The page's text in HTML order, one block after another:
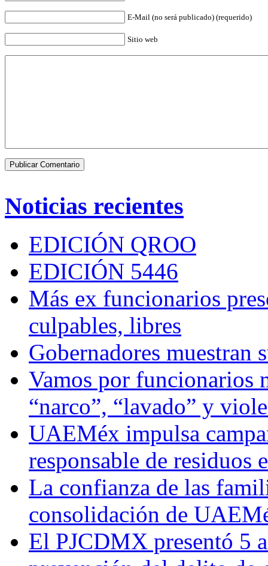
E-Mail (no será publicado) (requerido)
Sitio web
Noticias recientes
EDICIÓN QROO
EDICIÓN 5446
Más ex funcionarios
culpables, libres
Gobernadores muestran
Vamos por funcionarios
“narco”, “lavado” y
UAEMéx impulsa
responsable de residuos
La confianza de las
consolidación de
El PJCDMX presentó 5